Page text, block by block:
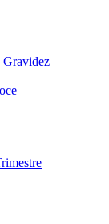
Gravidez